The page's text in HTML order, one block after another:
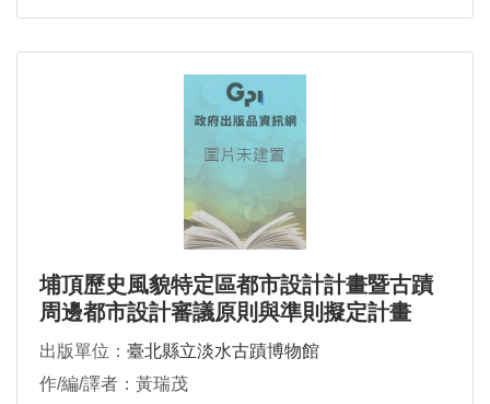
埔頂歷史風貌特定區都市設計計畫暨古蹟
周邊都市設計審議原則與準則擬定計畫
出版單位： 臺北縣立淡水古蹟博物館
作/編/譯者：黃瑞茂